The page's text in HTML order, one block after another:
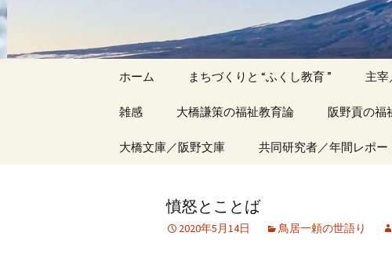
ホーム まちづくりと “ふくし教育 ” 主
雑感
アーカイブ（１）
記事（51）～
大橋謙策の福祉教育論
アーカイブ（１）
論文
阪野貢の福
アーカイブ
大橋文庫／阪野文庫 共同研究者／年間レポー
憤怒とことば
2020年5月14日 鳥居一頼の世語り